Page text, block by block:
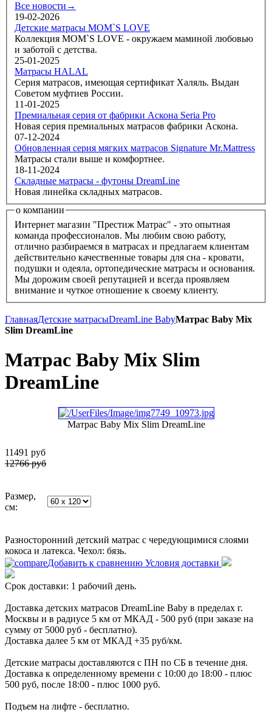
Все новости→
19-02-2026
Детские матрасы MOM`S LOVE
Коллекция MOM`S LOVE - окружаем маминой любовью
и заботой с детства.
25-01-2025
Матрасы HALAL
Серия матрасов, имеющая сертификат Халяль. Выдан
Советом муфтиев России.
11-01-2025
Премиальная серия от фабрики Аскона Seria Pro
Новая серия премиальных матрасов фабрики Аскона.
07-12-2024
Обновленная серия мягких матрасов Signature Mr.Mattress
Матрасы стали выше и комфортнее.
18-11-2024
Складные матрасы - футоны DreamLine
Новая линейка складных матрасов.
о компании
Интернет магазин "Престиж Матрас" - это опытная
команда профессионалов. Мы любим свою работу,
отлично разбираемся в матрасах и предлагаем клиентам
действительно качественные товары для сна - кровати,
подушки и одеяла, ортопедические матрасы и основания.
Мы дорожим своей репутацией и всегда проявляем
внимание и чуткое отношение к своему клиенту.
ГлавнаяДетские матрасыDreamLine BabyМатрас Baby Mix
Slim DreamLine
Матрас Baby Mix Slim
DreamLine
Матрас Baby Mix Slim DreamLine
11491 руб
12766 руб
Размер,
см:
Разносторонний детский матрас с чередующимися слоями
кокоса и латекса. Чехол: бязь.
Добавить к сравнению Условия доставки
Срок доставки: 1 рабочий день.
Доставка детских матрасов DreamLine Baby в пределах г.
Москвы и в радиусе 5 км от МКАД - 500 руб (при заказе на
сумму от 5000 руб - бесплатно).
Доставка далее 5 км от МКАД +35 руб/км.
Детские матрасы доставляются с ПН по СБ в течение дня.
Доставка к определенному времени с 10:00 до 18:00 - плюс
500 руб, после 18:00 - плюс 1000 руб.
Подъем на лифте - бесплатно.